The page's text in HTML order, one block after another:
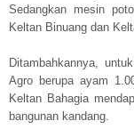
Sedangkan mesin
Keltan Binuang dan
Ditambahkannya,
Agro berupa ayam
Keltan Bahagia
bangunan kandang.